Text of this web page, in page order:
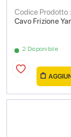
Cavo Frizione
Codice Prodotto
2 Disponibile